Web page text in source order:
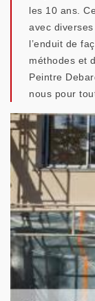
les 10 ans.
avec
l’enduit de
méthodes et
Peintre
nous pour